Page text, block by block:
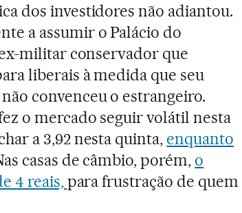
dos investidores não adiantou.
a assumir o Palácio do
militar conservador que
liberais à medida que seu
convenceu o estrangeiro.
o mercado seguir volátil nesta
a 3,92 nesta quinta, enquanto
casas de câmbio, porém, o
4 reais,para frustração de quem